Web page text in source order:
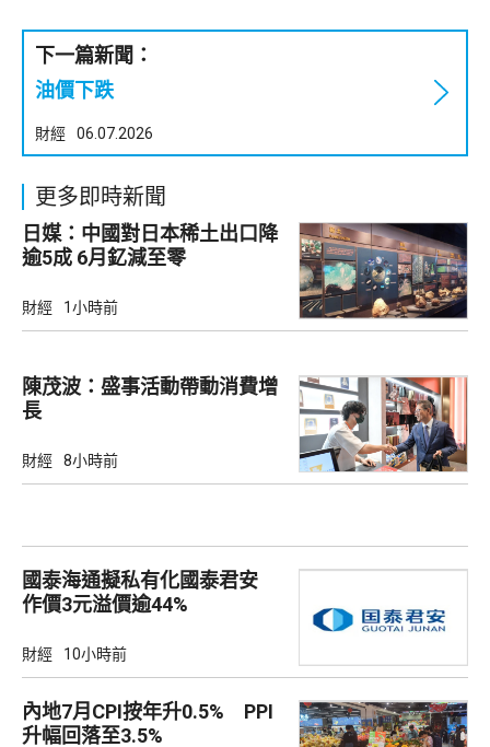
下一篇新聞：
油價下跌
財經 06.07.2026
更多即時新聞
日媒：中國對日本稀土出口降
逾5成 6月釔減至零
財經 1小時前
陳茂波：盛事活動帶動消費增
長
財經 8小時前
國泰海通擬私有化國泰君安
作價3元溢價逾44%
財經 10小時前
內地7月CPI按年升0.5% PPI
升幅回落至3.5%